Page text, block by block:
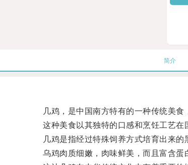
简介
几鸡，是中国南方特有的一种传统美食
这种美食以其独特的口感和烹饪工艺在
几鸡是指经过特殊饲养方式培育出来的黑
乌鸡肉质细嫩，肉味鲜美，而且富含蛋